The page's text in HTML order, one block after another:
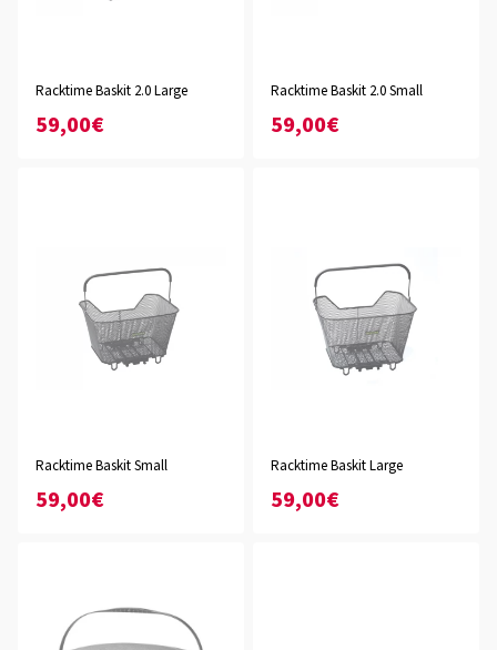
Racktime Baskit 2.0 Large
59,00€
Racktime Baskit 2.0 Small
59,00€
Racktime Baskit Small
59,00€
Racktime Baskit Large
59,00€